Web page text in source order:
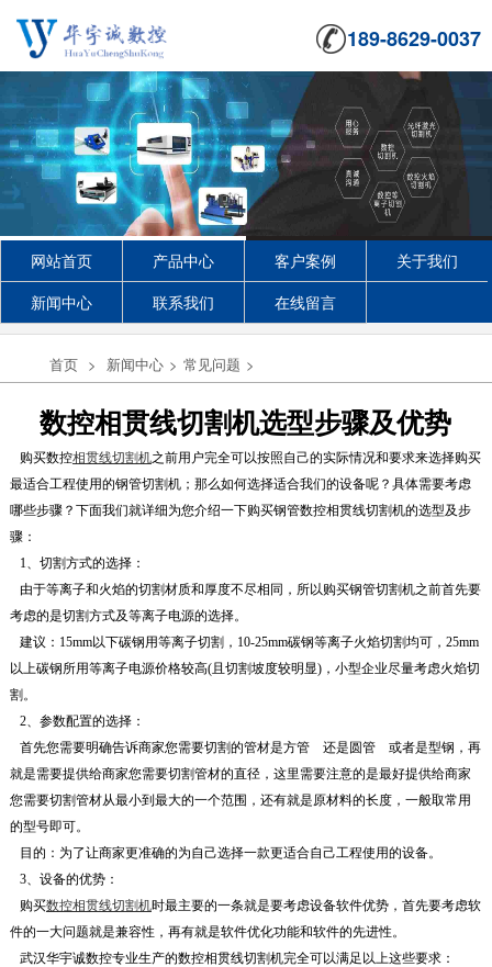
189-8629-0037
网站首页 产品中心 客户案例
关于我们
新闻中心
联系我们 在线留言
首页 > 新闻中心 > 常见问题 >
数控相贯线切割机选型步骤及优势
购买数控相贯线切割机之前用户完全可以按照自己的实际情况和要求来选择购买
最适合工程使用的钢管切割机；那么如何选择适合我们的设备呢？具体需要考虑
哪些步骤？下面我们就详细为您介绍一下购买钢管数控相贯线切割机的选型及步
骤：
1、切割方式的选择：
由于等离子和火焰的切割材质和厚度不尽相同，所以购买钢管切割机之前首先要
考虑的是切割方式及等离子电源的选择。
建议：15mm以下碳钢用等离子切割，10-25mm碳钢等离子火焰切割均可，25mm
以上碳钢所用等离子电源价格较高(且切割坡度较明显)，小型企业尽量考虑火焰切
割。
2、参数配置的选择：
首先您需要明确告诉商家您需要切割的管材是方管 还是圆管 或者是型钢，再
就是需要提供给商家您需要切割管材的直径，这里需要注意的是最好提供给商家
您需要切割管材从最小到最大的一个范围，还有就是原材料的长度，一般取常用
的型号即可。
目的：为了让商家更准确的为自己选择一款更适合自己工程使用的设备。
3、设备的优势：
购买数控相贯线切割机时最主要的一条就是要考虑设备软件优势，首先要考虑软
件的一大问题就是兼容性，再有就是软件优化功能和软件的先进性。
武汉华宇诚数控专业生产的数控相贯线切割机完全可以满足以上这些要求：